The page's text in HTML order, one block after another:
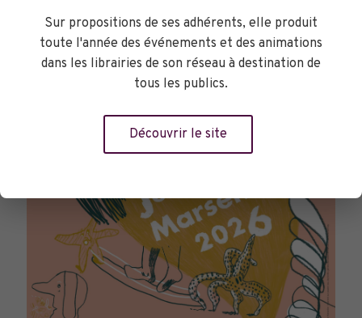
TOURNÉES GÉNÉRALES
Sur propositions de ses adhérents, elle produit
toute l'année des événements et des animations
dans les librairies de son réseau à destination de
tous les publics.
Découvrir le site